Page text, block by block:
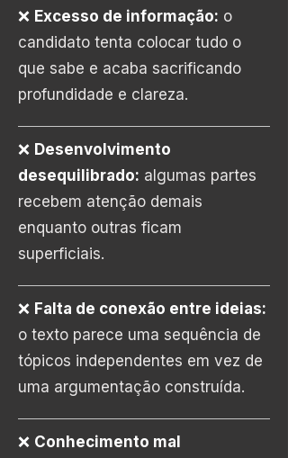
❌ Excesso de informação: o
candidato tenta colocar tudo o
que sabe e acaba sacrificando
profundidade e clareza.
❌ Desenvolvimento
desequilibrado: algumas partes
recebem atenção demais
enquanto outras ficam
superficiais.
❌ Falta de conexão entre ideias:
o texto parece uma sequência de
tópicos independentes em vez de
uma argumentação construída.
❌ Conhecimento mal